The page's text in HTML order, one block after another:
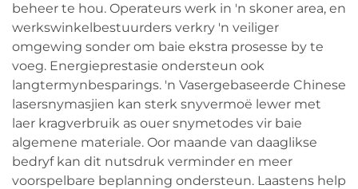
beheer te hou. Operateurs werk in 'n skoner area, en
werkswinkelbestuurders verkry 'n veiliger
omgewing sonder om baie ekstra prosesse by te
voeg. Energieprestasie ondersteun ook
langtermynbesparings. 'n Vasergebaseerde Chinese
lasersnymasjien kan sterk snyvermoë lewer met
laer kragverbruik as ouer snymetodes vir baie
algemene materiale. Oor maande van daaglikse
bedryf kan dit nutsdruk verminder en meer
voorspelbare beplanning ondersteun. Laastens help